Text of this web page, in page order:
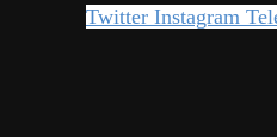
Twitter Instagram